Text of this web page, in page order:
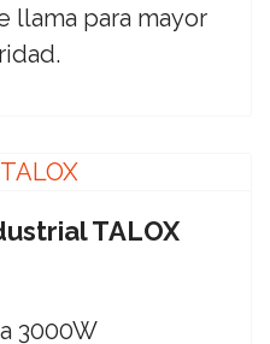
llama para mayor
TALOX
3000W